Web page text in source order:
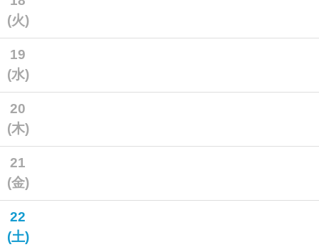
(火)
19
(水)
20
(木)
21
(金)
22
(土)